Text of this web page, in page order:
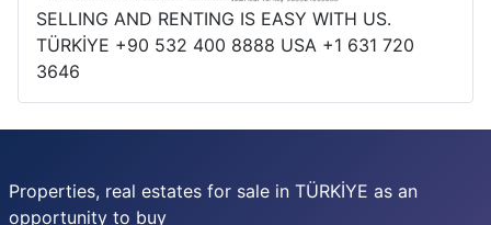
SELLING AND RENTING IS EASY WITH US.
TÜRKİYE +90 532 400 8888 USA +1 631 720
3646
Properties, real estates for sale in TÜRKİYE as an
opportunity to buy